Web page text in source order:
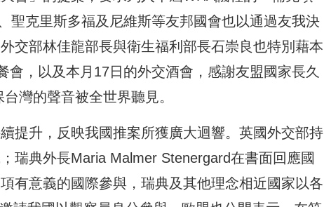
聖克里斯多福及尼維斯等友邦國會也以通過友我決
交部林佳龍部長與衛生福利部長石崇良也特別藉本
會，以及本月17日的外交酒會，感謝友盟國家長久
灣的聲音被全世界聽見。
提升，反映我國推案所獲廣大迴響。英國外交部持
瑞典外長Maria Malmer Stenergard在書面回應國
有意義的國際參與，瑞典及其他理念相近國家以各